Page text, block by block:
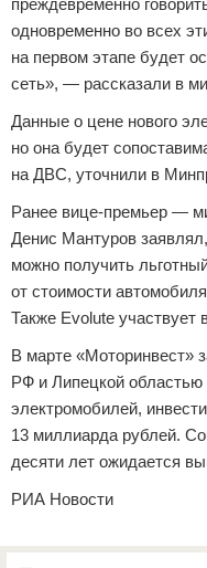
одновременно во всех
на первом этапе будет
сеть», — рассказали в
Данные о цене нового
но она будет
на ДВС, уточнили в
Ранее вице-премьер —
Денис Мантуров
можно получить
от стоимости
Также Evolute участвует
В марте «Моторинвест»
РФ и Липецкой
электромобилей,
13 миллиарда рублей.
десяти лет ожидается
РИА Новости